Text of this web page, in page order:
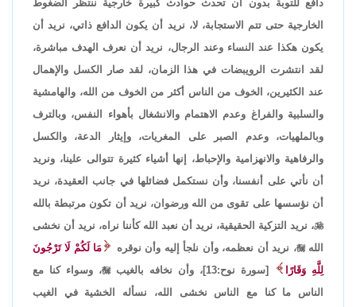
دافع للتوبة بدون أن تحدث حوادث كبيرة خارجية ننتظر الضغوط
الخارجية حتى تتم الاستجابة، لا، نريد أن يكون الدافع ذاتي، نريد أن
يكون هكذا عند النساء وعند الرجال، نريد أن نعرف الهدف مباشرة،
لقد انتشرت الرويبضات في هذا الزمان، لقد صار الكسل والإهمال
عند الكثيرين، الخوف من الناس أكثر من الخوف من الله، والهامشية
والسلبية والفراغ وعدم الاهتمام والانشغال بأهواء النفس، وبالترف
وبالملهيات، وعدم الصبر على المغريات، وإيثار الدعة، والكسل
والرفاهية والانهزامية والإحباط، إنها أشياء كثيرة تتوالى علينا، ونريد
أن نأتي على أنفسنا، وأن نستكمل فضائلها في جانب العقيدة، نريد
أن نؤسسها على تقوى من الله ورضوان، نريد أن تكون مرتبطة بالله
، نريد التزكية الحقيقية، نريد أن نعبد الله كأننا نراه، نريد أن نخشى
الله، نريد أن نعظمه، وأن نلجأ إليه وأن نوقره
مَا لَكُمْ لَا تَرْجُونَ
لِلَّهِ وَقَارًا
[سورة نوح:13]، وأن نخافه بالغيب ، وسواء كنا مع
الناس ما كنا مع الناس نخشى الله، نسأله الخشية في الغيب